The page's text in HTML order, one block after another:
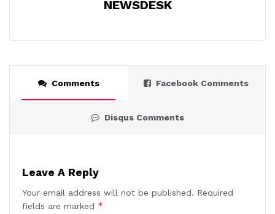
NEWSDESK
Comments Facebook Comments
Disqus Comments
Leave A Reply
Your email address will not be published. Required
fields are marked *